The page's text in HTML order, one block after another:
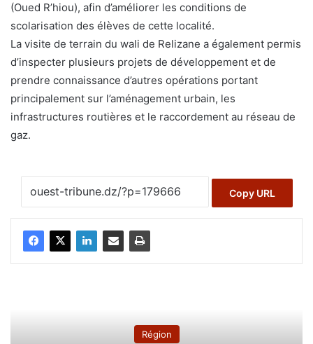
(Oued R’hiou), afin d’améliorer les conditions de
scolarisation des élèves de cette localité.
La visite de terrain du wali de Relizane a également permis
d’inspecter plusieurs projets de développement et de
prendre connaissance d’autres opérations portant
principalement sur l’aménagement urbain, les
infrastructures routières et le raccordement au réseau de
gaz.
Copy URL
Région